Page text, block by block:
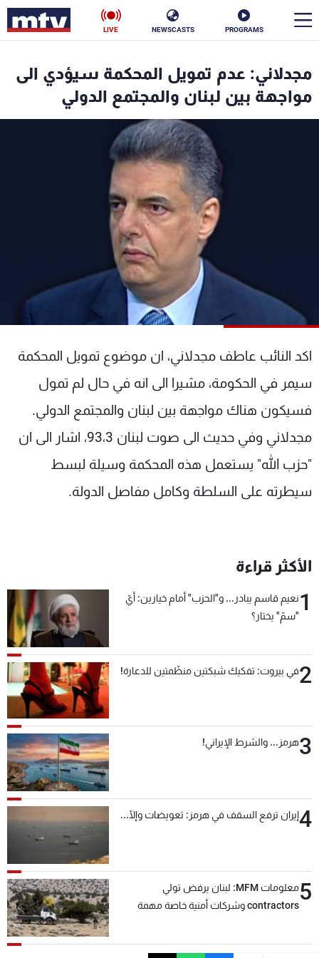
PROGRAMS
NEWSCASTS
LIVE
مجدلاني: عدم تمويل المحكمة سيؤدي الى
مواجهة بين لبنان والمجتمع الدولي
اكد النائب عاطف مجدلاني، ان موضوع تمويل المحكمة
سيمر في الحكومة، مشيرا الى انه في حال لم تمول
فسيكون هناك مواجهة بين لبنان والمجتمع الدولي.
مجدلاني وفي حديث الى صوت لبنان 93،3، اشار الى ان
"حزب الله" يستعمل هذه المحكمة وسيلة لبسط
سيطرته على السلطة وكامل مفاصل الدولة.
الأكثر قراءة
1نعيم قاسم يبادر... و"الحزب" أمام خيارين: أيّ
"سمّ" يختار؟
2في بيروت: تفكيك شبكتين منظّمتين للدعارة!
3هرمز... والشرط الإيراني!
4إيران ترفع السقف في هرمز: تعويضات وإلّا...
5
معلومات MFM: لبنان يرفض تولي
contractors وشركات أمنية خاصة مهمة
الأخبار
ناس
فن
رياضة
البرامج
جدول البرامج
الترددات
الإنـتـاج
لاعلاناتكم
تواصل معنا
شروط الإسـتخدام
سياسة الخصوصية